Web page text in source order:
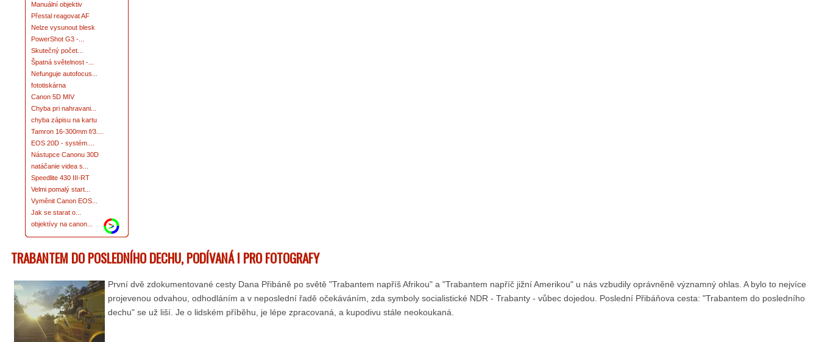
Manuální objektiv
Přestal reagovat AF
Nelze vysunout blesk
PowerShot G3 -...
Skutečný počet...
Špatná světelnost -...
Nefunguje autofocus...
fototiskárna
Canon 5D MIV
Chyba pri nahravani...
chyba zápisu na kartu
Tamron 16-300mm f/3....
EOS 20D - systém....
Nástupce Canonu 30D
natáčanie videa s...
Speedlite 430 III-RT
Velmi pomalý start...
Vyměnit Canon EOS...
Jak se starat o...
objektívy na canon...
TRABANTEM DO POSLEDNÍHO DECHU, PODÍVANÁ I PRO FOTOGRAFY
První dvě zdokumentované cesty Dana Přibáně po světě "Trabantem napříš Afrikou" a "Trabantem napříč jižní Amerikou" u nás vzbudily oprávněně významný ohlas. A bylo to nejvíce
projevenou odvahou, odhodláním a v neposlední řadě očekáváním, zda symboly socialistické NDR - Trabanty - vůbec dojedou. Poslední Přibáňova cesta: "Trabantem do posledního
dechu" se už liší. Je o lidském příběhu, je lépe zpracovaná, a kupodivu stále neokoukaná.